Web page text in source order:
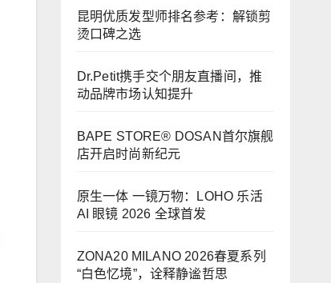
昆明优质发型师排名参考：解锁剪
烫口碑之选
Dr.Petit携手交个朋友直播间，推
动品牌市场认知提升
BAPE STORE® DOSAN首尔旗舰
店开启时尚新纪元
原生一体 一镜万物：LOHO 乐活
AI 眼镜 2026 全球首发
ZONA20 MILANO 2026春夏系列
“白色忆境”，诠释静谧哲思